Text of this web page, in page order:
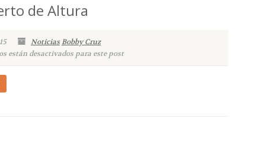
de Altura
NoticiasBobby Cruz
están desactivados para este post